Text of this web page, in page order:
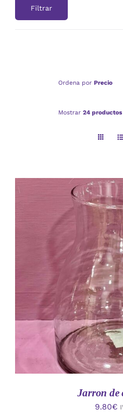
Filtrar
Ordena por Precio
Mostrar 24 productos
AÑADIR AL
DETALLES
Jarron de
9.80€